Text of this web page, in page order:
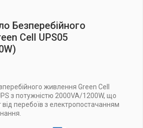
Безперебійного
Cell UPS05
живлення Green Cell
з потужністю 2000VA/1200W, що
від перебоїв з електропостачанням